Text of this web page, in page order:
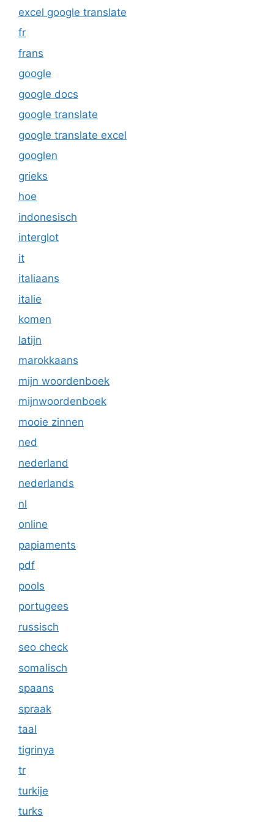
excel google translate
fr
frans
google
google docs
google translate
google translate excel
googlen
grieks
hoe
indonesisch
interglot
it
italiaans
italie
komen
latijn
marokkaans
mijn woordenboek
mijnwoordenboek
mooie zinnen
ned
nederland
nederlands
nl
online
papiaments
pdf
pools
portugees
russisch
seo check
somalisch
spaans
spraak
taal
tigrinya
tr
turkije
turks